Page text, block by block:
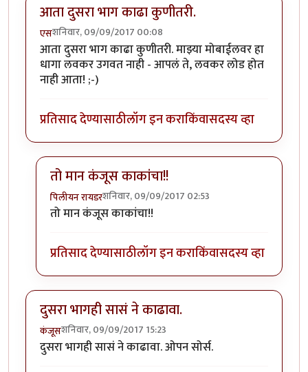
आता दुसरा भाग काढा कुणीतरी.
एसशनिवार, 09/09/2017 00:08
आता दुसरा भाग काढा कुणीतरी. माझ्या मोबाईलवर हा
धागा लवकर उगवत नाही - आपलं ते, लवकर लोड होत
नाही आता! ;-)
प्रतिसाद देण्यासाठीलॉग इन कराकिंवासदस्य व्हा
तो मान कंजूस काकांचा!!
पिलीयन रायडरशनिवार, 09/09/2017 02:53
In reply toआता दुसरा भाग काढा कुणीतरी.
तो मान कंजूस काकांचा!!
प्रतिसाद देण्यासाठीलॉग इन कराकिंवासदस्य व्हा
दुसरा भागही सासं ने काढावा.
कंजूसशनिवार, 09/09/2017 15:23
दुसरा भागही सासं ने काढावा. ओपन सोर्स.